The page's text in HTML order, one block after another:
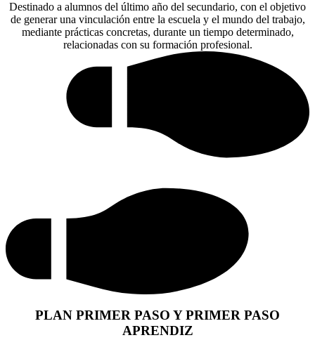
Destinado a alumnos del último año del secundario, con el objetivo
de generar una vinculación entre la escuela y el mundo del trabajo,
mediante prácticas concretas, durante un tiempo determinado,
relacionadas con su formación profesional.
PLAN PRIMER PASO Y PRIMER PASO
APRENDIZ